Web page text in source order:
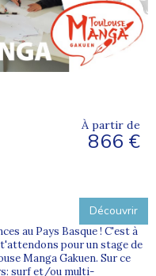
À partir de
866 €
Découvrir
au Pays Basque ! C'est à
t'attendons pour un stage de
Manga Gakuen. Sur ce
surf et/ou multi-